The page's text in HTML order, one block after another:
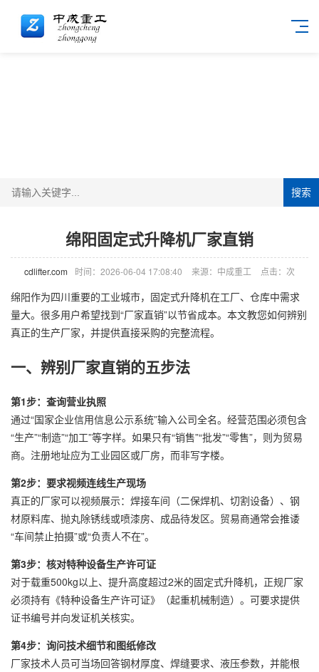
搜索
绵阳固定式升降机厂家直销
cdlifter.com 时间：2026-06-04 17:08:40 来源：中成重工 点击： 次
绵阳作为四川重要的工业城市，固定式升降机在工厂、仓库中需求
量大。很多用户希望找到“厂家直销”以节省成本。本文教您如何辨别
真正的生产厂家，并提供直接采购的完整流程。
一、辨别厂家直销的五步法
第1步：查询营业执照
通过“国家企业信用信息公示系统”输入公司全名。经营范围必须包含
“生产”“制造”“加工”等字样。如果只有“销售”“批发”“零售”，则为贸易
商。注册地址应为工业园区或厂房，而非写字楼。
第2步：要求视频连线生产现场
真正的厂家可以视频展示：焊接车间（二保焊机、切割设备）、钢
材原料库、抛丸除锈线或喷漆房、成品待发区。贸易商通常会推诿
“车间禁止拍摄”或“负责人不在”。
第3步：核对特种设备生产许可证
对于载重500kg以上、提升高度超过2米的固定式升降机，正规厂家
必须持有《特种设备生产许可证》（起重机械制造）。可要求提供
证书编号并向发证机关核实。
第4步：询问技术细节和图纸修改
厂家技术人员可当场回答钢材厚度、焊缝要求、液压参数，并能根